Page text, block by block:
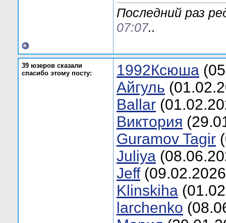
Последний раз
07:07..
39 юзеров сказали
спасибо этому посту:
1992Ксюша
Aйгуль
Ballar
Bиктория
Guramov Tagir
Juliyа
Jеff
Klinskiha
larchenko